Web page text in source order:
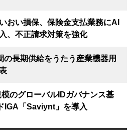
おい損保、保険金支払業務にAI
、不正請求対策を強化
の長期供給をうたう産業機器用
のグローバルIDガバナンス基
IGA「Saviynt」を導入